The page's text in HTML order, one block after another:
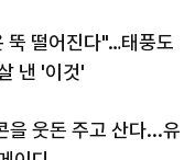
뚝 떨어진다"…태풍도
낸 '이것'
을 웃돈 주고 산다...유